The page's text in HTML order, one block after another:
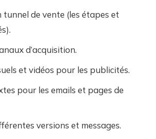
tunnel de vente (les étapes et
d’acquisition.
et vidéos pour les publicités.
pour les emails et pages de
versions et messages.